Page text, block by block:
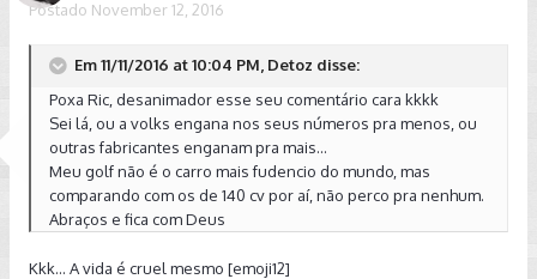
Postado November 12, 2016
Em 11/11/2016 at 10:04 PM, Detoz disse:
Poxa Ric, desanimador esse seu comentário cara kkkk
Sei lá, ou a volks engana nos seus números pra menos, ou
outras fabricantes enganam pra mais...
Meu golf não é o carro mais fudencio do mundo, mas
comparando com os de 140 cv por aí, não perco pra nenhum.
Abraços e fica com Deus
Kkk... A vida é cruel mesmo [emoji12]